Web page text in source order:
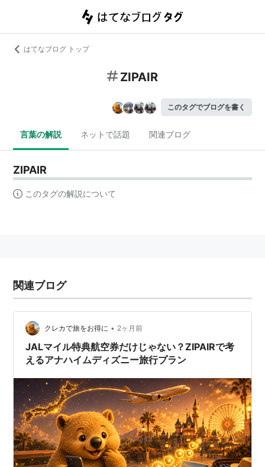
はてなブログ トップ
ZIPAIR
このタグでブログを書く
言葉の解説 ネットで話題 関連ブログ
ZIPAIR
このタグの解説について
関連ブログ
クレカで旅をお得に • 2ヶ月前
JALマイル特典航空券だけじゃない？ZIPAIRで考
えるアナハイムディズニー旅行プラン